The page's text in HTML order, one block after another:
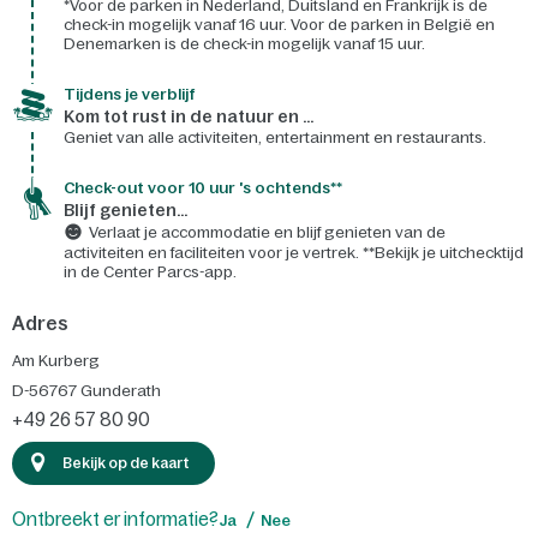
*Voor de parken in Nederland, Duitsland en Frankrijk is de
check-in mogelijk vanaf 16 uur. Voor de parken in België en
Denemarken is de check-in mogelijk vanaf 15 uur.
Tijdens je verblijf
Kom tot rust in de natuur en ...
Geniet van alle activiteiten, entertainment en restaurants.
Check-out voor 10 uur 's ochtends**
Blijf genieten...
Verlaat je accommodatie en blijf genieten van de
activiteiten en faciliteiten voor je vertrek. **Bekijk je uitchecktijd
in de Center Parcs-app.
Adres
Am Kurberg
D-56767 Gunderath
+49 26 57 80 90
Bekijk op de kaart
Ontbreekt er informatie?Ja Nee